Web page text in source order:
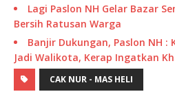
Lagi Paslon NH Gelar Bazar
Bersih Ratusan Warga
Banjir Dukungan, Paslon NH :
Jadi Walikota, Kerap Ingatkan
CAK NUR - MAS HELI